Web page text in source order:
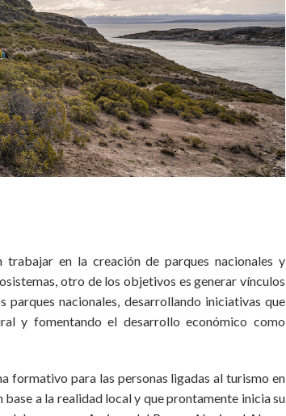
trabajar en la creación de parques nacionales y
otro de los objetivos es generar vínculos
parques nacionales, desarrollando iniciativas que
y fomentando el desarrollo económico como
formativo para las personas ligadas al turismo en
a la realidad local y que prontamente inicia su